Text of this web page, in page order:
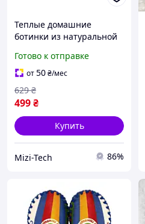
Теплые домашние
ботинки из натуральной
чуни бурки сапожки
тапки на замшевой
подошве для дома серо-
белые
Готово к отправке
от50₴/мес
499₴
629 ₴
Купить
Mizi-Tech 86%